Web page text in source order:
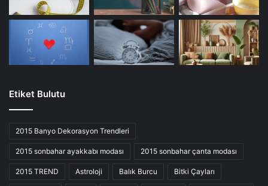
Etiket Bulutu
2015 Banyo Dekorasyon Trendleri
2015 sonbahar ayakkabı modası 2015 sonbahar çanta modası
2015 TREND Astroloji Balık Burcu Bitki Çayları